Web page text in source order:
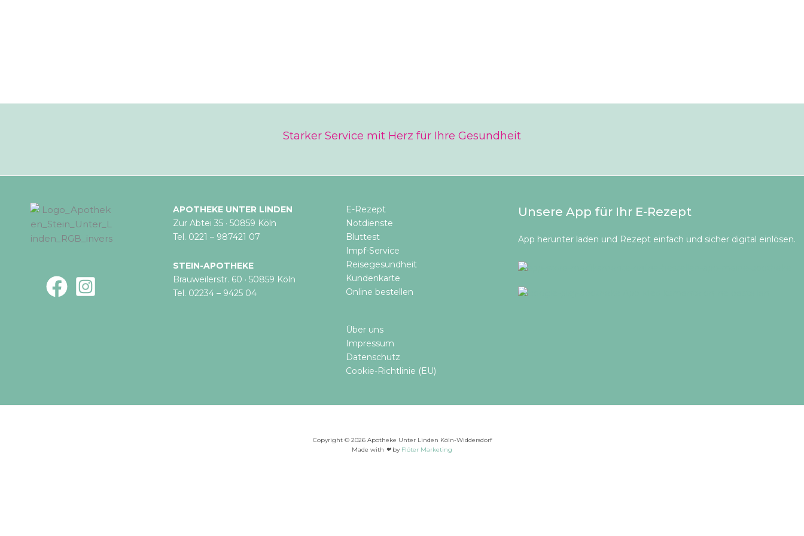
Starker Service mit Herz für Ihre Gesundheit
APOTHEKE UNTER LINDEN
Zur Abtei 35 · 50859 Köln
Tel. 0221 – 987421 07
STEIN-APOTHEKE
Brauweilerstr. 60 · 50859 Köln
Tel. 02234 – 9425 04
E-Rezept
Notdienste
Bluttest
Impf-Service
Reisegesundheit
Kundenkarte
Online bestellen​
Über uns
Impressum
Datenschutz
Cookie-Richtlinie (EU)
Unsere App für Ihr E-Rezept
App herunter laden und Rezept einfach und sicher digital einlösen.
Copyright © 2026 Apotheke Unter Linden Köln-Widdersdorf
Made with ❤by Flöter Marketing